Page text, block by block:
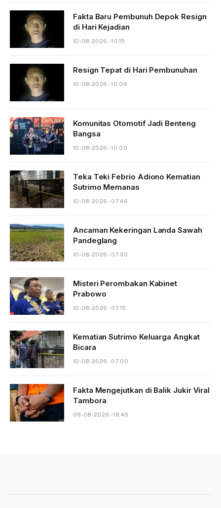
Fakta Baru Pembunuh Depok Resign
di Hari Kejadian
10-08-2026 - 10.15
Resign Tepat di Hari Pembunuhan
10-08-2026 - 10.06
Komunitas Otomotif Jadi Benteng
Bangsa
10-08-2026 - 10.00
Teka Teki Febrio Adiono Kematian
Sutrimo Memanas
10-08-2026 - 07.46
Ancaman Kekeringan Landa Sawah
Pandeglang
10-08-2026 - 07.30
Misteri Perombakan Kabinet
Prabowo
10-08-2026 - 07.15
Kematian Sutrimo Keluarga Angkat
Bicara
10-08-2026 - 07.00
Fakta Mengejutkan di Balik Jukir Viral
Tambora
09-08-2026 - 18.45